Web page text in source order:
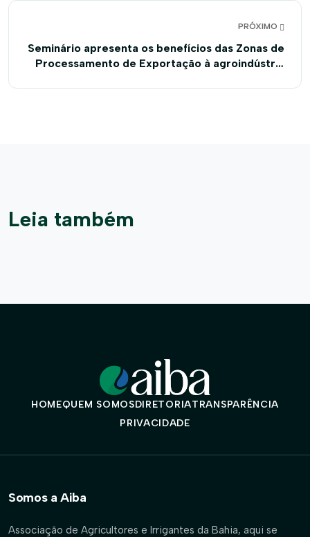
PRÓXIMO
Seminário apresenta os benefícios das Zonas de
Processamento de Exportação à agroindústria
Leia também
HOMEQUEM SOMOSDIRETORIATRANSPARÊNCIA
PRIVACIDADE
Somos a Aiba
Associação de Agricultores e Irrigantes da Bahia, aqui se